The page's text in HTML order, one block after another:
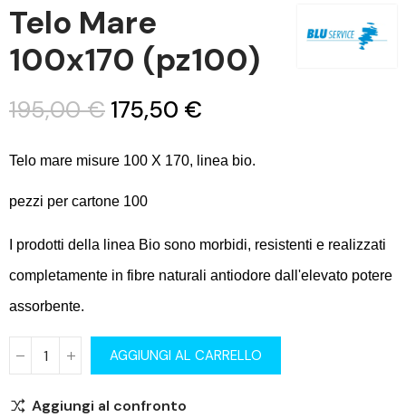
Telo Mare
100x170 (pz100)
195,00 € 175,50 €
Telo mare misure 100 X 170, linea bio.
pezzi per cartone 100
I prodotti della linea Bio sono morbidi, resistenti e realizzati
completamente in fibre naturali antiodore dall'elevato potere
assorbente.
AGGIUNGI AL CARRELLO
Aggiungi al confronto